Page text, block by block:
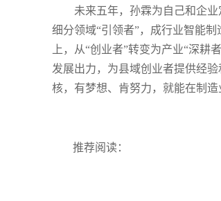
未来五年，孙霖为自己和企
细分领域“引领者”，成行业智能
上，从“创业者”转变为产业“深
发展出力，为县域创业者提供经
核，有梦想、肯努力，就能在制造
推荐阅读：